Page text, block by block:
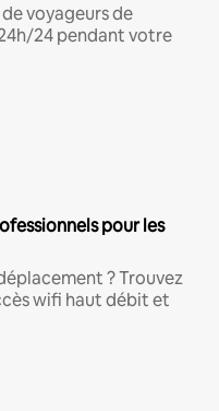
voyageurs de
24 pendant votre
pour les
? Trouvez
wifi haut débit et